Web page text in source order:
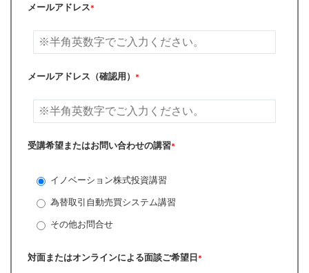
メールアドレス*
メールアドレス（確認用） *
受講希望またはお問い合わせの講習*
イノベーション株式投資講習
為替取引自動売買システム講習
その他お問合せ
対面またはオンラインによる面談ご希望日*